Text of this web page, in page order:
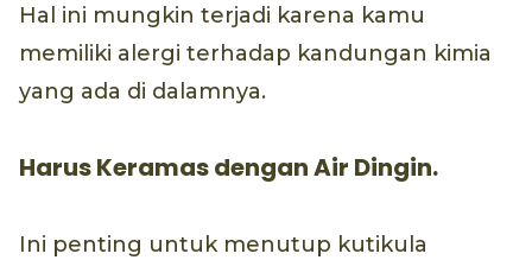
Hal ini mungkin terjadi karena kamu
memiliki alergi terhadap kandungan kimia
yang ada di dalamnya.
Harus Keramas dengan Air Dingin.
Ini penting untuk menutup kutikula